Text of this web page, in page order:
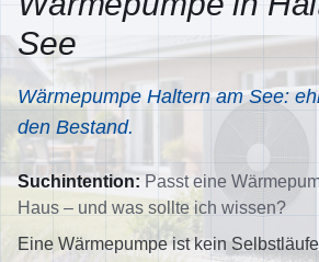
Wallbox
Wärmepumpen
Klimaanlagen
Unternehmen
Ablauf
See
Wärmepumpe Haltern am See:
den Bestand.
Suchintention: Passt eine
Haus – und was sollte ich wissen?
Eine Wärmepumpe ist kein